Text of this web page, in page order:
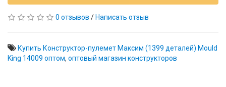
0 отзывов / Написать отзыв
Купить Конструктор-пулемет Максим (1399 деталей) Mould
King 14009 оптом, оптовый магазин конструкторов